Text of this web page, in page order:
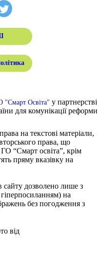
"Смарт Освіта" у партнерстві
для комунікації реформи
на текстові матеріали,
права, що
“Смарт освіта”, крім
пряму вказівку на
сайту дозволено лише з
на
без погодження з
від